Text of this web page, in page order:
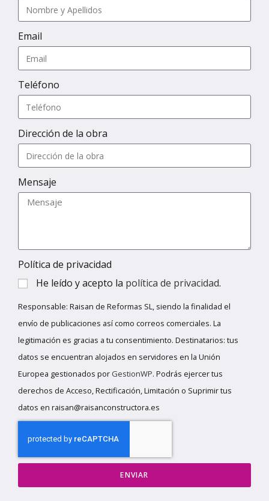
Email
Teléfono
Dirección de la obra
Mensaje
Política de privacidad
He leído y acepto la política de privacidad.
Responsable: Raisan de Reformas SL, siendo la finalidad el
envío de publicaciones así como correos comerciales. La
legitimación es gracias a tu consentimiento. Destinatarios: tus
datos se encuentran alojados en servidores en la Unión
Europea gestionados por GestionWP. Podrás ejercer tus
derechos de Acceso, Rectificación, Limitación o Suprimir tus
datos en raisan@raisanconstructora.es
ENVIAR